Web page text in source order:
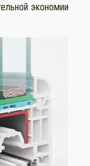
экономии